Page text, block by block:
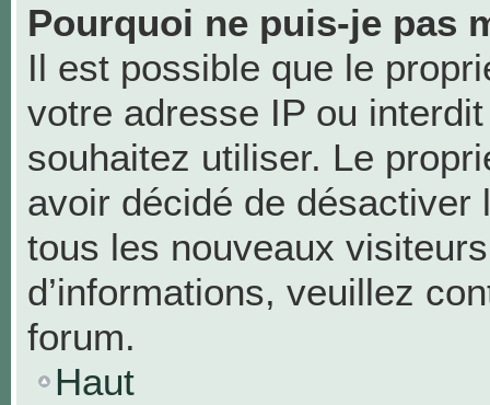
Pourquoi ne puis-je pas
Il est possible que le
votre adresse IP ou
souhaitez utiliser. Le
avoir décidé de désactiver
tous les nouveaux
d’informations, veuillez
forum.
Haut